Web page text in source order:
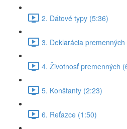
2. Dátové typy (5:36)
3. Deklarácia premenných
4. Životnosť premenných
5. Konštanty (2:23)
6. Reťazce (1:50)